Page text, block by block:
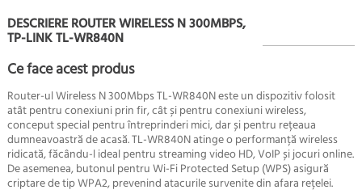
DESCRIERE ROUTER WIRELESS N 300MBPS,
TP-LINK TL-WR840N
Ce face acest produs
Router-ul Wireless N 300Mbps TL-WR840N este un dispozitiv folosit
atât pentru conexiuni prin fir, cât și pentru conexiuni wireless,
conceput special pentru întreprinderi mici, dar și pentru rețeaua
dumneavoastră de acasă. TL-WR840N atinge o performanță wireless
ridicată, făcându-l ideal pentru streaming video HD, VoIP și jocuri online.
De asemenea, butonul pentru Wi-Fi Protected Setup (WPS) asigură
criptare de tip WPA2, prevenind atacurile survenite din afara rețelei.